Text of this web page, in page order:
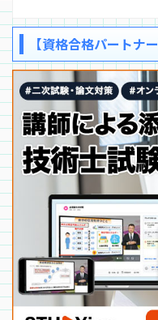
【資格合格パートナ